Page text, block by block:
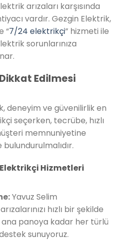
arızaları karşısında
vardır. Gezgin Elektrik,
“7/24 elektrikçi” hizmeti ile
sorunlarınıza
Edilmesi
deneyim ve güvenilirlik en
seçerken, tecrübe, hızlı
memnuniyetine
Hizmetleri
Yavuz Selim
hızlı bir şekilde
panoya kadar her türlü
sunuyoruz.